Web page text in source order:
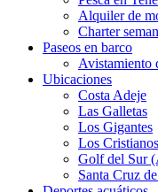
Alquiler de
Charter
Paseos en barco
Avistamiento
Ubicaciones
Costa Adeje
Las Galletas
Los Gigantes
Los
Golf del Sur
Santa Cruz